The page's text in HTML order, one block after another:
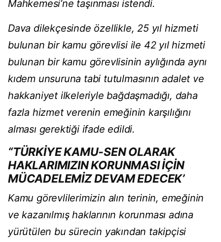
Mahkemesi’ne taşınması istendi.
Dava dilekçesinde özellikle, 25 yıl hizmeti
bulunan bir kamu görevlisi ile 42 yıl hizmeti
bulunan bir kamu görevlisinin aylığında aynı
kıdem unsuruna tabi tutulmasının adalet ve
hakkaniyet ilkeleriyle bağdaşmadığı, daha
fazla hizmet verenin emeğinin karşılığını
alması gerektiği ifade edildi.
“TÜRKİYE KAMU-SEN OLARAK
HAKLARIMIZIN KORUNMASI İÇİN
MÜCADELEMİZ DEVAM EDECEK’
Kamu görevlilerimizin alın terinin, emeğinin
ve kazanılmış haklarının korunması adına
yürütülen bu sürecin yakından takipçisi